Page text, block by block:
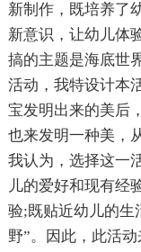
新制作，既培养了
新意识，让幼儿体
搞的主题是海底世
活动，我特设计本
宝发明出来的美后
也来发明一种美，
我认为，选择这一
儿的爱好和现有经
验;既贴近幼儿的生
野”。因此，此活